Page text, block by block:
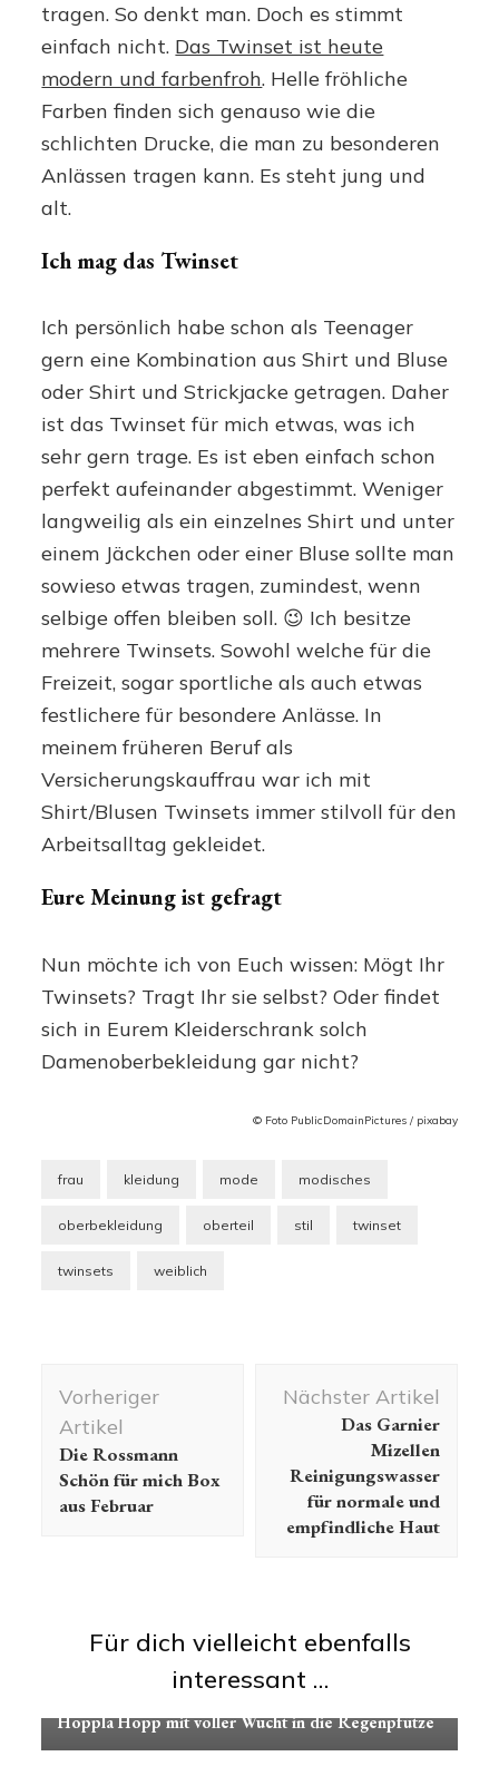
tragen. So denkt man. Doch es stimmt
einfach nicht. Das Twinset ist heute
modern und farbenfroh. Helle fröhliche
Farben finden sich genauso wie die
schlichten Drucke, die man zu besonderen
Anlässen tragen kann. Es steht jung und
alt.
Ich mag das Twinset
Ich persönlich habe schon als Teenager
gern eine Kombination aus Shirt und Bluse
oder Shirt und Strickjacke getragen. Daher
ist das Twinset für mich etwas, was ich
sehr gern trage. Es ist eben einfach schon
perfekt aufeinander abgestimmt. Weniger
langweilig als ein einzelnes Shirt und unter
einem Jäckchen oder einer Bluse sollte man
sowieso etwas tragen, zumindest, wenn
selbige offen bleiben soll. 😉 Ich besitze
mehrere Twinsets. Sowohl welche für die
Freizeit, sogar sportliche als auch etwas
festlichere für besondere Anlässe. In
meinem früheren Beruf als
Versicherungskauffrau war ich mit
Shirt/Blusen Twinsets immer stilvoll für den
Arbeitsalltag gekleidet.
Eure Meinung ist gefragt
Nun möchte ich von Euch wissen: Mögt Ihr
Twinsets? Tragt Ihr sie selbst? Oder findet
sich in Eurem Kleiderschrank solch
Damenoberbekleidung gar nicht?
© Foto PublicDomainPictures / pixabay
frau kleidung mode modisches
oberbekleidung oberteil stil twinset
twinsets weiblich
Vorheriger
Artikel
Die Rossmann
Schön für mich Box
aus Februar
Nächster Artikel
Das Garnier
Mizellen
Reinigungswasser
für normale und
empfindliche Haut
Für dich vielleicht ebenfalls
interessant …
Gewinnspiele Informatives
Hoppla Hopp mit voller Wucht in die Regenpfütze
Informatives